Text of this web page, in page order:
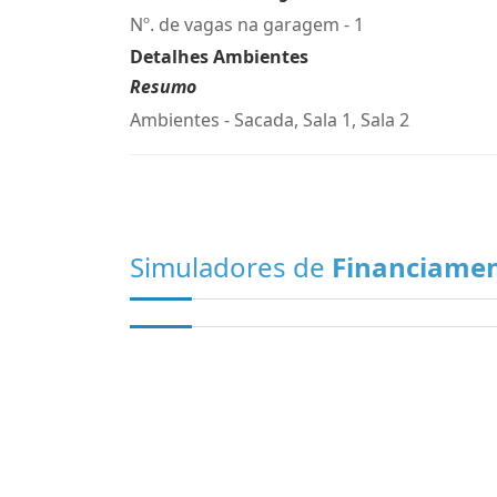
Nº. de vagas na garagem - 1
Detalhes Ambientes
Resumo
Ambientes - Sacada, Sala 1, Sala 2
Simuladores de